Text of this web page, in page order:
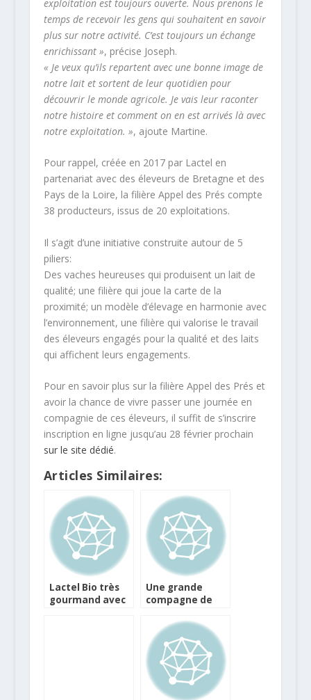
exploitation est toujours ouverte. Nous prenons le
temps de recevoir les gens qui souhaitent en savoir
plus sur notre activité. C’est toujours un échange
enrichissant », précise Joseph.
« Je veux qu’ils repartent avec une bonne image de
notre lait et sortent de leur quotidien pour
découvrir le monde agricole. Je vais leur raconter
notre histoire et comment on en est arrivés là avec
notre exploitation. », ajoute Martine.
Pour rappel, créée en 2017 par Lactel en
partenariat avec des éleveurs de Bretagne et des
Pays de la Loire, la filière Appel des Prés compte
38 producteurs, issus de 20 exploitations.
Il s’agit d’une initiative construite autour de 5
piliers:
Des vaches heureuses qui produisent un lait de
qualité; une filière qui joue la carte de la
proximité; un modèle d’élevage en harmonie avec
l’environnement, une filière qui valorise le travail
des éleveurs engagés pour la qualité et des laits
qui affichent leurs engagements.
Pour en savoir plus sur la filière Appel des Prés et
avoir la chance de vivre passer une journée en
compagnie de ces éleveurs, il suffit de s’inscrire
inscription en ligne jusqu’au 28 février prochain
sur le site dédié.
Articles Similaires:
Lactel Bio très
gourmand avec
Une grande
compagne de
réduction pour
Lactel Max